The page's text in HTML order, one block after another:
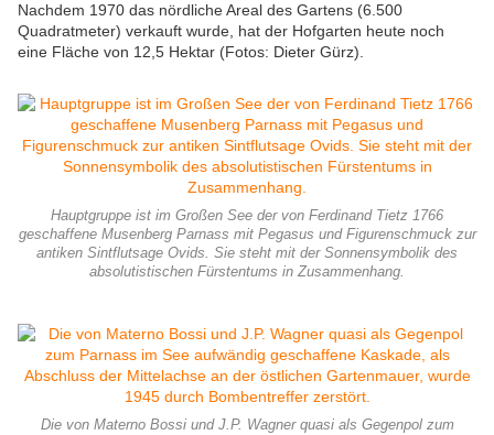
Nachdem 1970 das nördliche Areal des Gartens (6.500
Quadratmeter) verkauft wurde, hat der Hofgarten heute noch
eine Fläche von 12,5 Hektar (Fotos: Dieter Gürz).
Hauptgruppe ist im Großen See der von Ferdinand Tietz 1766
geschaffene Musenberg Parnass mit Pegasus und Figurenschmuck zur
antiken Sintflutsage Ovids. Sie steht mit der Sonnensymbolik des
absolutistischen Fürstentums in Zusammenhang.
Die von Materno Bossi und J.P. Wagner quasi als Gegenpol zum